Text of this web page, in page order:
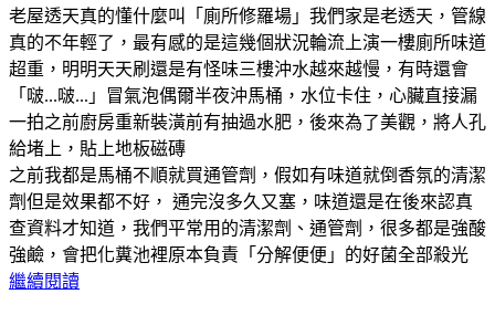
老屋透天真的懂什麼叫「廁所修羅場」我們家是老透天，管線
真的不年輕了，最有感的是這幾個狀況輪流上演一樓廁所味道
超重，明明天天刷還是有怪味三樓沖水越來越慢，有時還會
「啵...啵...」冒氣泡偶爾半夜沖馬桶，水位卡住，心臟直接漏
一拍之前廚房重新裝潢前有抽過水肥，後來為了美觀，將人孔
給堵上，貼上地板磁磚
之前我都是馬桶不順就買通管劑，假如有味道就倒香氛的清潔
劑但是效果都不好， 通完沒多久又塞，味道還是在後來認真
查資料才知道，我們平常用的清潔劑、通管劑，很多都是強酸
強鹼，會把化糞池裡原本負責「分解便便」的好菌全部殺光
繼續閱讀